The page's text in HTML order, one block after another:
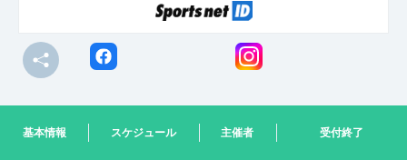
基本情報 スケジュール 主催者 受付終了